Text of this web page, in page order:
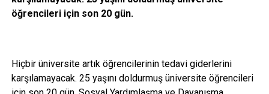
öğrencileri için son 20 gün.
Hiçbir üniversite artık öğrencilerinin tedavi giderlerini
karşılamayacak. 25 yaşını doldurmuş üniversite öğrencileri